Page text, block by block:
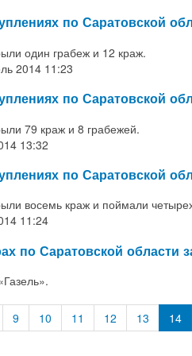
по Саратовской
один грабеж и 12 краж.
2014 11:23
по Саратовской
79 краж и 8 грабежей.
13:32
по Саратовской
восемь краж и поймали
11:24
по Саратовской области
9 10 11 12 13 14